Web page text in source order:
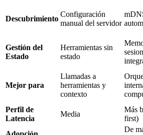
Descubrimiento
Configuración
manual del servidor
Gestión del
Estado
Herramientas sin
estado
Mejor para
Llamadas a
herramientas y
contexto
Perfil de
Latencia
Media
Más
first)
De